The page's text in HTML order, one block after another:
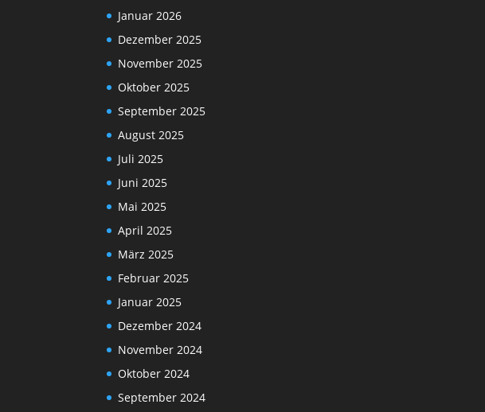
Januar 2026
Dezember 2025
November 2025
Oktober 2025
September 2025
August 2025
Juli 2025
Juni 2025
Mai 2025
April 2025
März 2025
Februar 2025
Januar 2025
Dezember 2024
November 2024
Oktober 2024
September 2024